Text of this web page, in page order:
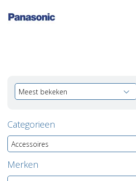
Meest bekeken
Categorieen
Accessoires
Merken